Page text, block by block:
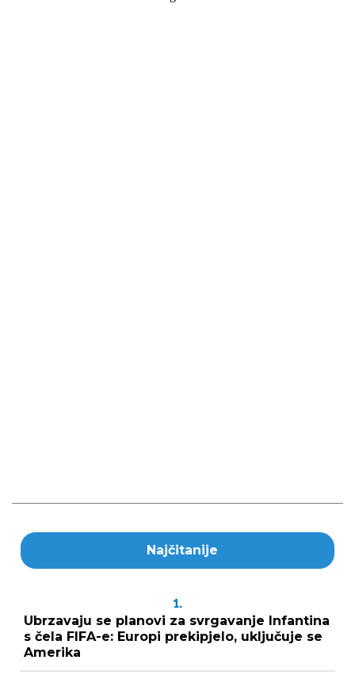
Najčitanije
1.
Ubrzavaju se planovi za svrgavanje Infantina
s čela FIFA-e: Europi prekipjelo, uključuje se
Amerika